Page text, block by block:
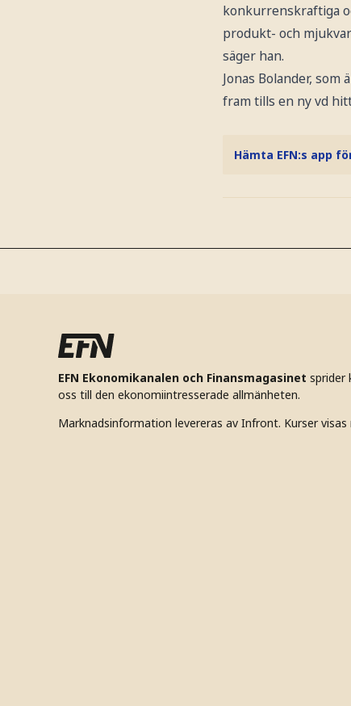
konkurrenskraftiga
produkt- och
säger han.
Jonas Bolander,
fram tills en ny vd
Hämta EFN:s app
EFN Ekonomikanalen och Finansmagasinet sprider
oss till den ekonomiintresserade allmänheten.
Marknadsinformation levereras av Infront. Kurser